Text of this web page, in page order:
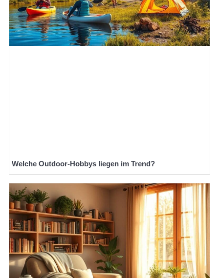
Welche Outdoor-Hobbys liegen im Trend?